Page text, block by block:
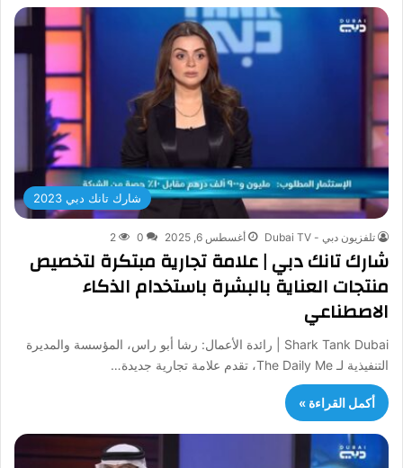
شارك تانك دبي 2023
تلفزيون دبي - Dubai TV أغسطس 6, 2025 0
2
شارك تانك دبي | علامة تجارية مبتكرة لتخصيص
منتجات العناية بالبشرة باستخدام الذكاء
الاصطناعي
Shark Tank Dubai | رائدة الأعمال: رشا أبو راس، المؤسسة والمديرة
التنفيذية لـ The Daily Me، تقدم علامة تجارية جديدة…
أكمل القراءة »